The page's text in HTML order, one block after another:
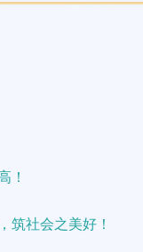
！
筑社会之美好！